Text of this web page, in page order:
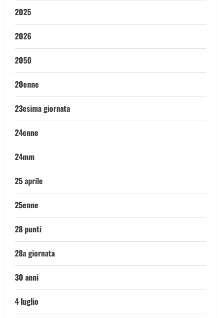
2025
2026
2050
20enne
23esima giornata
24enne
24mm
25 aprile
25enne
28 punti
28a giornata
30 anni
4 luglio